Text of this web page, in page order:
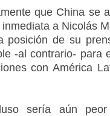
que China se
a Nicolás
posición de su
-al contrario- para
con América
sería aún